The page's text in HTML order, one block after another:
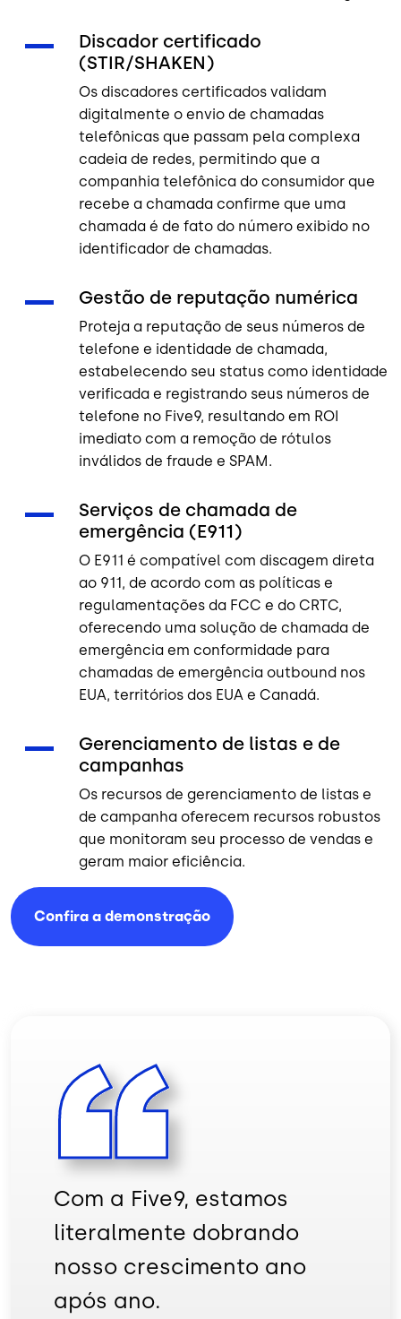
Discador certificado
(STIR/SHAKEN)
Os discadores certificados validam
digitalmente o envio de chamadas
telefônicas que passam pela complexa
cadeia de redes, permitindo que a
companhia telefônica do consumidor que
recebe a chamada confirme que uma
chamada é de fato do número exibido no
identificador de chamadas.
Gestão de reputação numérica
Proteja a reputação de seus números de
telefone e identidade de chamada,
estabelecendo seu status como identidade
verificada e registrando seus números de
telefone no Five9, resultando em ROI
imediato com a remoção de rótulos
inválidos de fraude e SPAM.
Serviços de chamada de
emergência (E911)
O E911 é compatível com discagem direta
ao 911, de acordo com as políticas e
regulamentações da FCC e do CRTC,
oferecendo uma solução de chamada de
emergência em conformidade para
chamadas de emergência outbound nos
EUA, territórios dos EUA e Canadá.
Gerenciamento de listas e de
campanhas
Os recursos de gerenciamento de listas e
de campanha oferecem recursos robustos
que monitoram seu processo de vendas e
geram maior eficiência.
Confira a demonstração
Com a Five9, estamos
literalmente dobrando
nosso crescimento ano
após ano.